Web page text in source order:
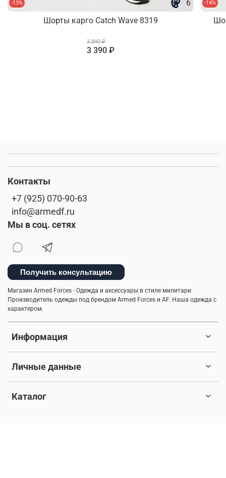
-13%
6
Шорты карго Catch Wave 8319
3 890 ₽
3 390 ₽
-14%
Информация
Личные данные
Каталог
Контакты
+7 (925) 070-90-63
info@armedf.ru
Мы в соц. сетях
Получить консультацию
Магазин Armed Forces - Одежда и аксессуары в стиле милитари.
Производитель одежды под брендом Armed Forces и AF. Наша одежда с
характером.